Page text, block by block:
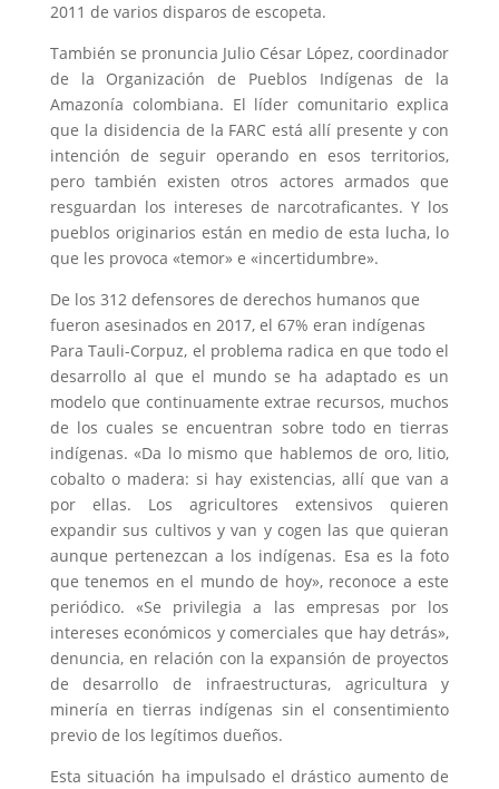
2011 de varios disparos de escopeta.
También se pronuncia Julio César López, coordinador
de la Organización de Pueblos Indígenas de la
Amazonía colombiana. El líder comunitario explica
que la disidencia de la FARC está allí presente y con
intención de seguir operando en esos territorios,
pero también existen otros actores armados que
resguardan los intereses de narcotraficantes. Y los
pueblos originarios están en medio de esta lucha, lo
que les provoca «temor» e «incertidumbre».
De los 312 defensores de derechos humanos que
fueron asesinados en 2017, el 67% eran indígenas
Para Tauli-Corpuz, el problema radica en que todo el
desarrollo al que el mundo se ha adaptado es un
modelo que continuamente extrae recursos, muchos
de los cuales se encuentran sobre todo en tierras
indígenas. «Da lo mismo que hablemos de oro, litio,
cobalto o madera: si hay existencias, allí que van a
por ellas. Los agricultores extensivos quieren
expandir sus cultivos y van y cogen las que quieran
aunque pertenezcan a los indígenas. Esa es la foto
que tenemos en el mundo de hoy», reconoce a este
periódico. «Se privilegia a las empresas por los
intereses económicos y comerciales que hay detrás»,
denuncia, en relación con la expansión de proyectos
de desarrollo de infraestructuras, agricultura y
minería en tierras indígenas sin el consentimiento
previo de los legítimos dueños.
Esta situación ha impulsado el drástico aumento de